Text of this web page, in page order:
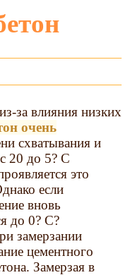
за влияния низких
очень
схватывания и
20 до 5? С
это
если
вновь
до 0? С?
замерзании
цементного
Замерзая в